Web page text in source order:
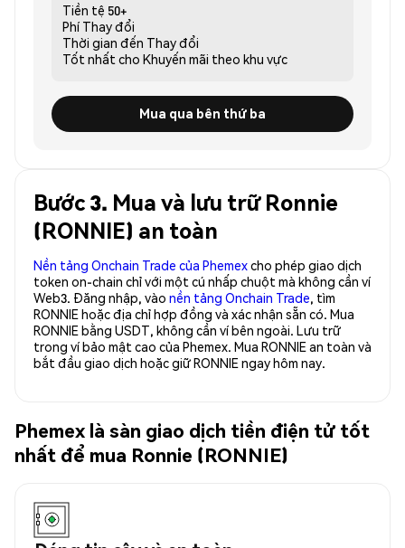
Tiền tệ 50+
Phí Thay đổi
Thời gian đến Thay đổi
Tốt nhất cho Khuyến mãi theo khu vực
Mua qua bên thứ ba
Bước 3. Mua và lưu trữ Ronnie
(RONNIE) an toàn
Nền tảng Onchain Trade của Phemexcho phép giao dịch
token on-chain chỉ với một cú nhấp chuột mà không cần ví
Web3. Đăng nhập, vào nền tảng Onchain Trade, tìm
RONNIE hoặc địa chỉ hợp đồng và xác nhận sẵn có. Mua
RONNIE bằng USDT, không cần ví bên ngoài. Lưu trữ
trong ví bảo mật cao của Phemex. Mua RONNIE an toàn và
bắt đầu giao dịch hoặc giữ RONNIE ngay hôm nay.
Phemex là sàn giao dịch tiền điện tử tốt
nhất để mua Ronnie (RONNIE)